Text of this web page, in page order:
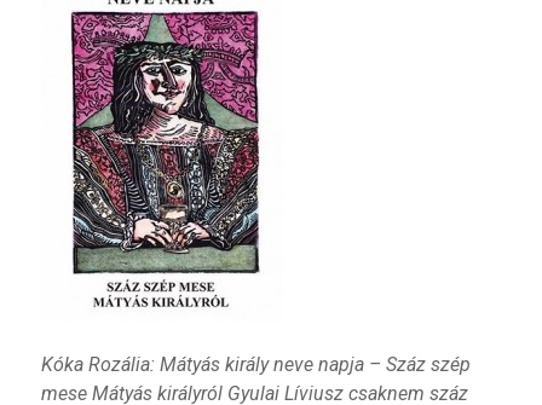
Kóka Rozália: Mátyás király neve napja – Száz szép
mese Mátyás királyról Gyulai Líviusz csaknem száz